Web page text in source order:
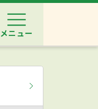
メニュー